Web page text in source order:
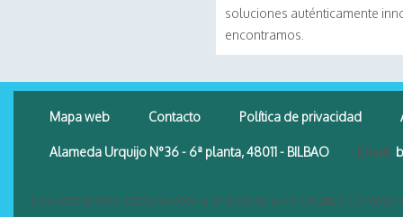
soluciones auténticamente
encontramos.
Mapa web Contacto Política de privacidad
Alameda Urquijo N°36 - 6ª planta, 48011 - BILBAO - Email:
Los contenidos están sujetos a una licencia de Creative